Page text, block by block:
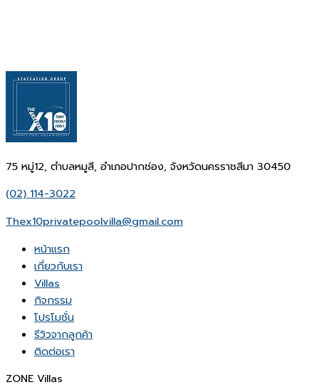
75 หมู่12, ตำบลหมูสี, อำเภอปากช่อง, จังหวัดนครราชสีมา 30450
(02) 114-3022
Thex10privatepoolvilla@gmail.com
หน้าเเรก
เกี่ยวกับเรา
Villas
กิจกรรม
โปรโมชั่น
รีวิวจากลูกค้า
ติดต่อเรา
ZONE Villas